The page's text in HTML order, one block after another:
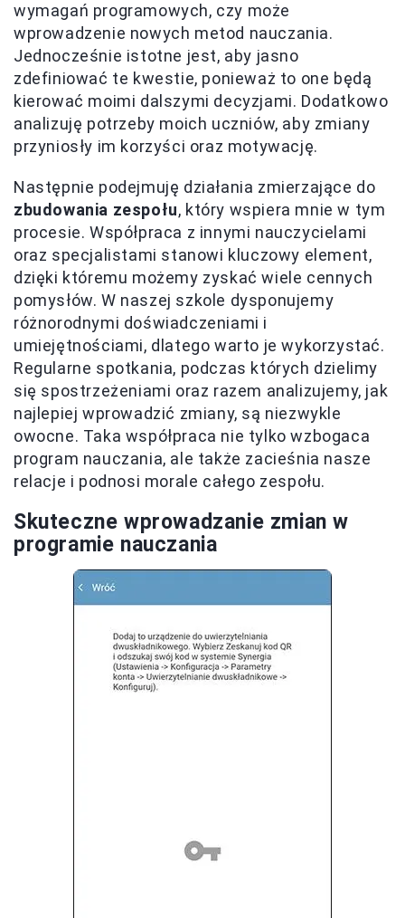
wymagań programowych, czy może
wprowadzenie nowych metod nauczania.
Jednocześnie istotne jest, aby jasno
zdefiniować te kwestie, ponieważ to one będą
kierować moimi dalszymi decyzjami. Dodatkowo
analizuję potrzeby moich uczniów, aby zmiany
przyniosły im korzyści oraz motywację.
Następnie podejmuję działania zmierzające do
zbudowania zespołu, który wspiera mnie w tym
procesie. Współpraca z innymi nauczycielami
oraz specjalistami stanowi kluczowy element,
dzięki któremu możemy zyskać wiele cennych
pomysłów. W naszej szkole dysponujemy
różnorodnymi doświadczeniami i
umiejętnościami, dlatego warto je wykorzystać.
Regularne spotkania, podczas których dzielimy
się spostrzeżeniami oraz razem analizujemy, jak
najlepiej wprowadzić zmiany, są niezwykle
owocne. Taka współpraca nie tylko wzbogaca
program nauczania, ale także zacieśnia nasze
relacje i podnosi morale całego zespołu.
Skuteczne wprowadzanie zmian w
programie nauczania